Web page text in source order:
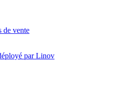
de vente
par Linov